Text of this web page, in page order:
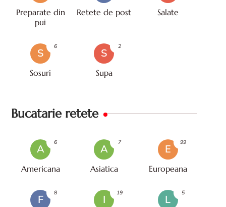
Preparate din
pui
Retete de post Salate
S
Sosuri
6
S
Supa
2
Bucatarie retete
A
Americana
6
A
Asiatica
7
E
Europeana
99
F
8
I
19
L
5